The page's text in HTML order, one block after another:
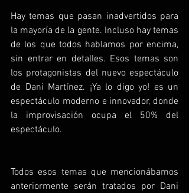
Hay temas que pasan inadvertidos para
la mayoría de la gente. Incluso hay temas
de los que todos hablamos por encima,
sin entrar en detalles. Esos temas son
los protagonistas del nuevo espectáculo
de Dani Martínez. ¡Ya lo digo yo! es un
espectáculo moderno e innovador, donde
la improvisación ocupa el 50% del
espectáculo.
Todos esos temas que mencionábamos
anteriormente serán tratados por Dani